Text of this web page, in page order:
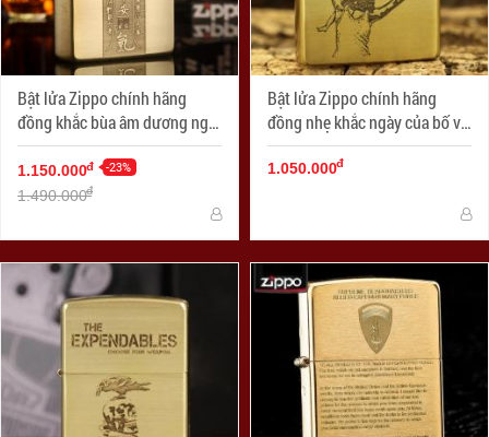
Bật lửa Zippo chính hãng
đồng khắc bùa âm dương ngũ
hành
1.150.000đ -23%
1.490.000đ
Bật lửa Zippo chính hãng
đồng nhẹ khắc ngày của bố vô
cùng ý nghĩa
1.050.000đ